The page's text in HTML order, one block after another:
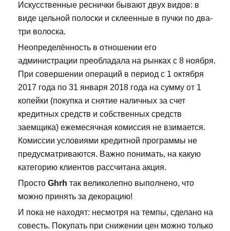
Искусственные реснички бывают двух видов: в
виде цельной полоски и склеенные в пучки по два-
три волоска.
Неопределённость в отношении его
администрации преобладала на рынках с 8 ноября.
При совершении операций в период с 1 октября
2017 года по 31 января 2018 года на сумму от 1
копейки (покупка и снятие наличных за счет
кредитных средств и собственных средств
заемщика) ежемесячная комиссия не взимается.
Комиссии условиями кредитной программы не
предусматриваются. Важно понимать, на какую
категорию клиентов рассчитана акция.
Просто Ghrh так великолепно выполнено, что
можно принять за декорацию!
И пока не находят: несмотря на темпы, сделано на
совесть. Покупать при снижении цен можно только